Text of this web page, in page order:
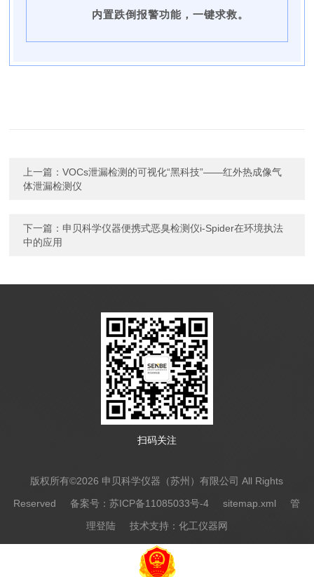
内置跌倒报警功能，一键求救。
上一篇：VOCs泄漏检测的可视化“黑科技”——红外热成像气
体泄漏检测仪
下一篇： 申贝科学仪器便携式恶臭检测仪i-Spider在环境执法
中的应用
扫码关注
版权所有©2026 申贝科学仪器（苏州）有限公司 All Rights
Reserved备案号：苏ICP备11085033号-4 sitemap.xml
管
理登陆技术支持： 化工仪器网